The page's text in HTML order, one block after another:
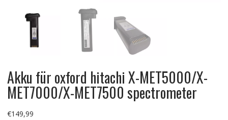
Akku für oxford hitachi X-MET5000/X-
MET7000/X-MET7500 spectrometer
€149,99